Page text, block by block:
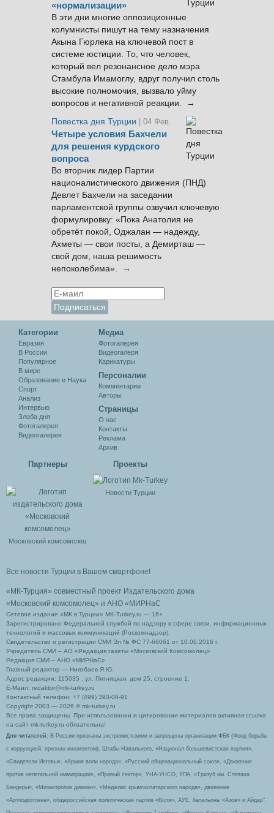
«нормализации»
В эти дни многие оппозиционные
колумнисты пишут на тему назначения
Акына Гюрлека на ключевой пост в
системе юстиции. То, что человек,
который вел резонансное дело мэра
Стамбула Имамоглу, вдруг получил столь
высокие полномочия, вызвало уйму
вопросов и негативной реакции. →
Повестка дня Турции
| 04 Фев.
Четыре условия Бахчели
для решения курдского
вопроса
Во вторник лидер Партии
националистического движения (ПНД)
Девлет Бахчели на заседании
парламентской группы озвучил ключевую
формулировку: «Пока Анатолия не
обретёт покой, Оджалан — надежду,
Ахметы — свои посты, а Демирташ —
свой дом, наша решимость
непоколебима». →
Категории
Евразия
В России
Популярное
В мире
Образование и Наука
Спорт
Анализ
Интервью
Злоба дня
Фотогалерея
Видеогалерея
Медиа
Фотогалерея
Видеогалеря
Карикатуры
Персоналии
Комментарии
Авторы
Cтраницы
О нас
Контакты
Реклама
Архив
Партнеры
Московский комсомолец
Проекты
Новости Турции
Все новости Турции в Вашем смартфоне!
«МК-Турция» совместный проект Издательского дома
«Московский комсомолец» и АНО «МИРНаС
Сетевое издание «МК в Турции» MK-Turkey.ru — 16+
Зарегистрировано Федеральной службой по надзору в сфере связи, информационных
технологий и массовых коммуникаций (Роскомнадзор).
Свидетельство о регистрации СМИ Эл № ФС 77-66061 от 10.06.2016 г.
Учредитель СМИ – АО «Редакция газеты «Московский Комсомолец»
Редакция СМИ – АНО «МИРНаС»
Главный редактор — Ниязбаев Я.Ю.
Адрес редакции: 115035 , ул. Пятницкая, дом 25, строение 1.
Е-Маил: redaktor@mk-turkey.ru
Контактный телефон: +7 (499) 390-08-91
Copyright 2003 — 2026 © mk-turkey.ru
Все права защищены. При использовании и цитировании материалов активная ссылка
на сайт mk-turkey.ru обязательна!
Для читателей : В России признаны экстремистскими и запрещены организации ФБК (Фонд борьбы
с коррупцией, признан иноагентом), Штабы Навального, «Национал-большевистская партия»,
«Свидетели Иеговы», «Армия воли народа», «Русский общенациональный союз», «Движение
против нелегальной иммиграции», «Правый сектор», УНА-УНСО, УПА, «Тризуб им. Степана
Бандеры», «Мизантропик дивижн», «Меджлис крымскотатарского народа», движение
«Артподготовка», общероссийская политическая партия «Воля», АУЕ, батальоны «Азов» и Айдар″.